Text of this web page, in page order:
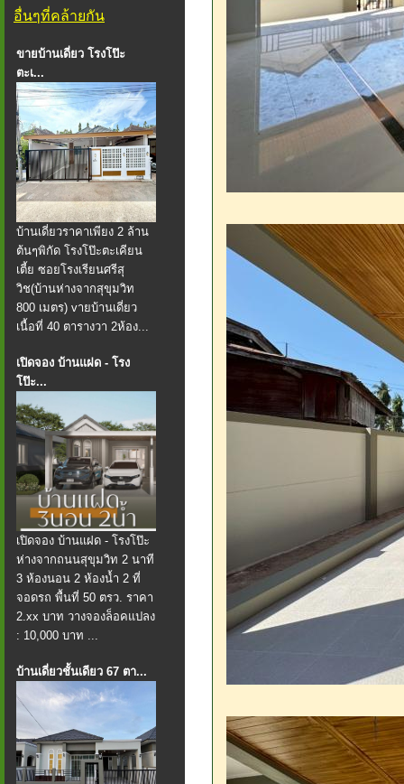
อื่นๆที่คล้ายกัน
ขายบ้านเดี่ยว โรงโป๊ะ
ตะเ...
บ้านเดี่ยวราคาเพียง 2 ล้าน
ต้นๆพิกัด โรงโป๊ะตะเคียน
เตี้ย ซอยโรงเรียนศรีสุ
วิช(บ้านห่างจากสุขุมวิท
800 เมตร) vายบ้านเดี่ยว
เนื้อที่ 40 ตารางวา 2ห้อง...
เปิดจอง บ้านแฝด - โรง
โป๊ะ...
เปิดจอง บ้านแฝด - โรงโป๊ะ
ห่างจากถนนสุขุมวิท 2 นาที
3 ห้องนอน 2 ห้องน้ำ 2 ที่
จอดรถ พื้นที่ 50 ตรว. ราคา
2.xx บาท วางจองล็อคแปลง
: 10,000 บาท ...
บ้านเดี่ยวชั้นเดียว 67 ตา...